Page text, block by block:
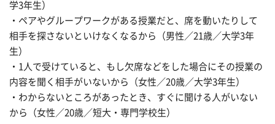
学3年生）
・ペアやグループワークがある授業だと、席を動いたりして
相手を探さないといけなくなるから（男性／21歳／大学3年
生）
・1人で受けていると、もし欠席などをした場合にその授業の
内容を聞く相手がいないから（女性／20歳／大学3年生）
・わからないところがあったとき、すぐに聞ける人がいない
から（女性／20歳／短大・専門学校生）